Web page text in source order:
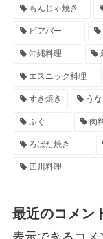
もんじゃ焼き
ビアバー
沖縄料理
エスニック料理
すき焼き う
ふぐ 肉
ろばた焼き
四川料理
最近のコメン